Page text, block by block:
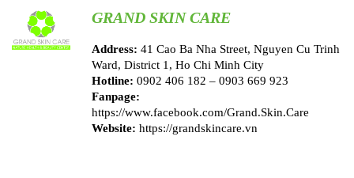
GRAND SKIN CARE
Address: 41 Cao Ba Nha Street, Nguyen Cu Trinh
Ward, District 1, Ho Chi Minh City
Hotline: 0902 406 182 – 0903 669 923
Fanpage:
https://www.facebook.com/Grand.Skin.Care
Website: https://grandskincare.vn